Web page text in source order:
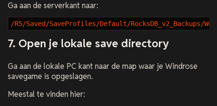
Ga aan de serverkant naar:
/R5/Saved/SaveProfiles/Default/RocksDB_v2_Backups/
7. Open je lokale save directory
Ga aan de lokale PC kant naar de map waar je Windrose
savegame is opgeslagen.
Meestal te vinden hier: